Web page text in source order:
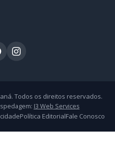
Todos os direitos reservados.
I3 Web Services
Política EditorialFale Conosco